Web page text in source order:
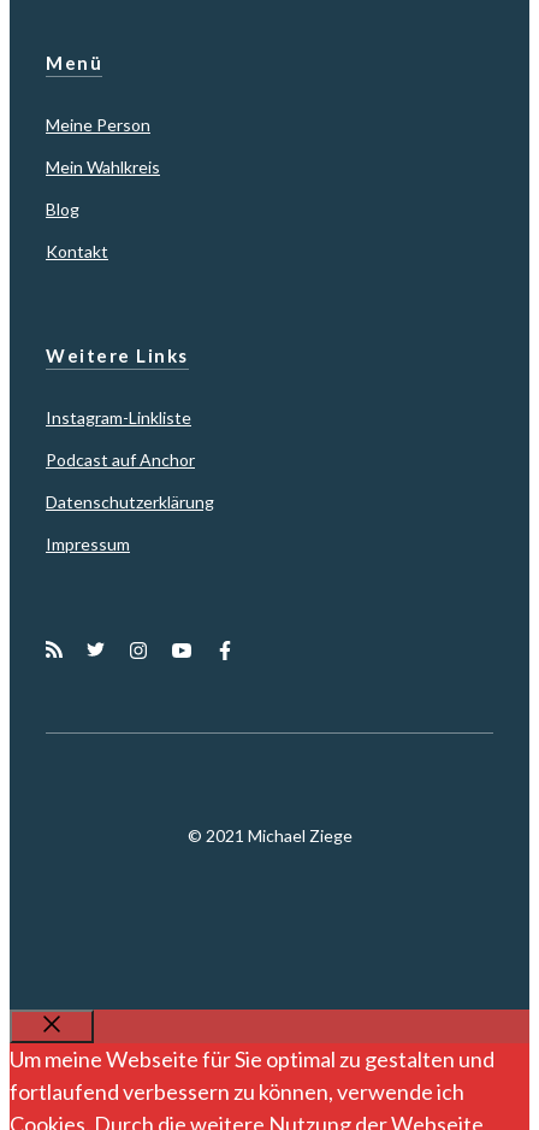
Menü
Meine Person
Mein Wahlkreis
Blog
Kontakt
Weitere Links
Instagram-Linkliste
Podcast auf Anchor
Datenschutzerklärung
Impressum
© 2021 Michael Ziege
SCHLIESSEN
Um meine Webseite für Sie optimal zu gestalten und
fortlaufend verbessern zu können, verwende ich
Cookies. Durch die weitere Nutzung der Webseite